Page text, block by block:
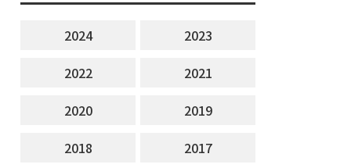
2024
2023
2022
2021
2020
2019
2018
2017